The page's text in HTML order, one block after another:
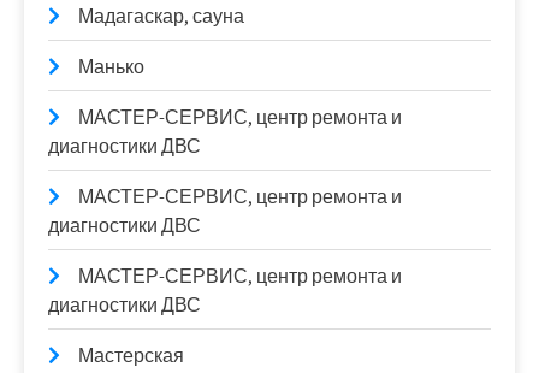
Мадагаскар, сауна
Манько
МАСТЕР-СЕРВИС, центр ремонта и
диагностики ДВС
МАСТЕР-СЕРВИС, центр ремонта и
диагностики ДВС
МАСТЕР-СЕРВИС, центр ремонта и
диагностики ДВС
Мастерская